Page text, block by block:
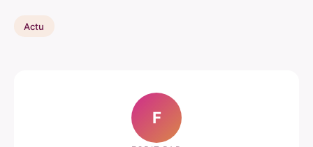
Actu
F